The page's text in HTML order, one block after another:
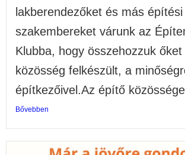
lakberendezőket és más építési
szakembereket várunk az
Klubba, hogy összehozzuk
közösség felkészült, a
építkezőivel.Az építő
Bővebben